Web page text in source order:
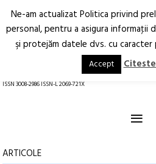
Arhitectură.
Oraș.
ISSN 3008-2986 ISSN-L 2069-721X
≡
ARTICOLE
Ne-am actualizat Politica privind
personal, pentru a asigura informaţii
şi protejăm datele dvs. cu
Accept